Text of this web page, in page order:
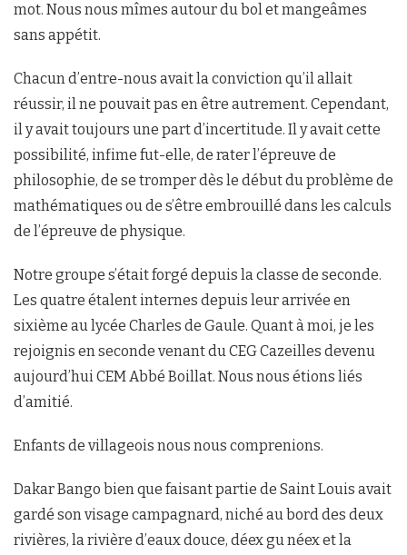
mot. Nous nous mîmes autour du bol et mangeâmes
sans appétit.
Chacun d’entre-nous avait la conviction qu’il allait
réussir, il ne pouvait pas en être autrement. Cependant,
il y avait toujours une part d’incertitude. Il y avait cette
possibilité, infime fut-elle, de rater l’épreuve de
philosophie, de se tromper dès le début du problème de
mathématiques ou de s’être embrouillé dans les calculs
de l’épreuve de physique.
Notre groupe s’était forgé depuis la classe de seconde.
Les quatre étalent internes depuis leur arrivée en
sixième au lycée Charles de Gaule. Quant à moi, je les
rejoignis en seconde venant du CEG Cazeilles devenu
aujourd’hui CEM Abbé Boillat. Nous nous étions liés
d’amitié.
Enfants de villageois nous nous comprenions.
Dakar Bango bien que faisant partie de Saint Louis avait
gardé son visage campagnard, niché au bord des deux
rivières, la rivière d’eaux douce, déex gu néex et la